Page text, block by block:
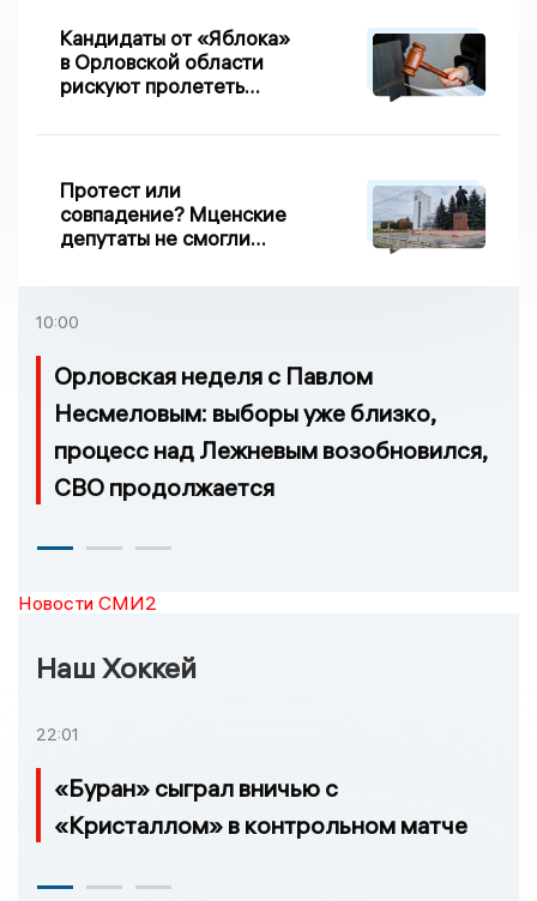
Кандидаты от «Яблока»
в Орловской области
рискуют пролететь
Протест или
совпадение? Мценские
депутаты не смогли
10:00
Орловская неделя с Павлом
Несмеловым: выборы уже близко,
процесс над Лежневым возобновился,
СВО продолжается
Новости СМИ2
Наш Хоккей
22:01
«Буран» сыграл вничью с
«Кристаллом» в контрольном матче